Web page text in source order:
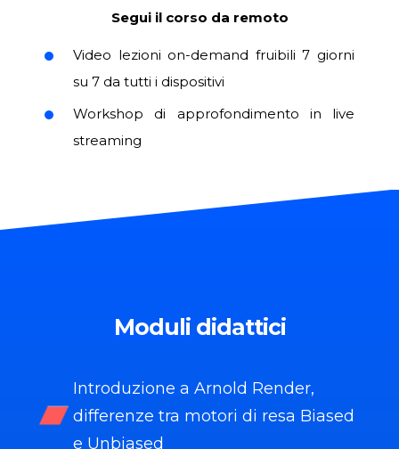
Segui il corso da remoto
Video lezioni on-demand fruibili 7 giorni
su 7 da tutti i dispositivi
Workshop di approfondimento in live
streaming
Modulididattici
Introduzione a Arnold Render,
differenze tra motori di resa Biased
e Unbiased